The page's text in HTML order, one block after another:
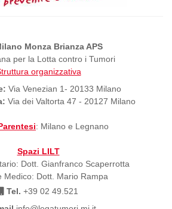
Monza Brianza APS
per la Lotta contro i Tumori
organizzativa
Via Venezian 1- 20133 Milano
Via dei Valtorta 47 - 20127 Milano
: Milano e Legnano
Spazi LILT
Dott. Gianfranco Scaperrotta
Medico: Dott. Mario Rampa
Tel. +39 02 49.521